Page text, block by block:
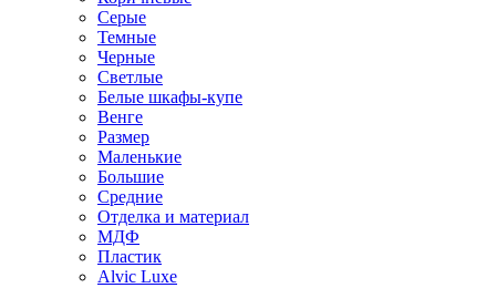
Серые
Темные
Черные
Светлые
Белые шкафы-купе
Венге
Размер
Маленькие
Большие
Средние
Отделка и материал
МДФ
Пластик
Alvic Luxe